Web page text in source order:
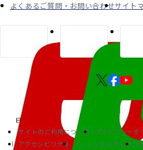
よくあるご質問・お問い合わせサイト
サイトのご利用について
プライバシーポ
アクセシビリティ
ソーシャルメディア